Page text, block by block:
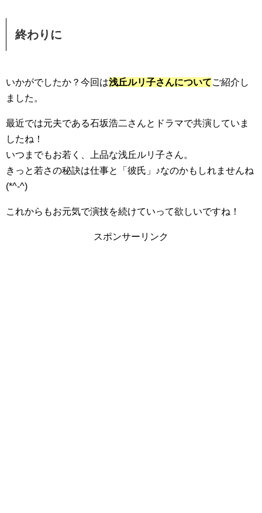
終わりに
いかがでしたか？今回は浅丘ルリ子さんについてご紹介し
ました。
最近では元夫である石坂浩二さんとドラマで共演していま
したね！
いつまでもお若く、上品な浅丘ルリ子さん。
きっと若さの秘訣は仕事と「彼氏」♪なのかもしれませんね
(*^-^)
これからもお元気で演技を続けていって欲しいですね！
スポンサーリンク